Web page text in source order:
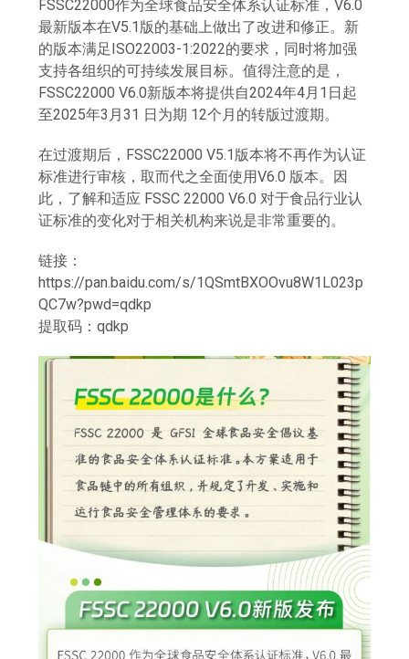
FSSC22000作为全球食品安全体系认证标准，V6.0
最新版本在V5.1版的基础上做出了改进和修正。新
的版本满足ISO22003-1:2022的要求，同时将加强
支持各组织的可持续发展目标。值得注意的是，
FSSC22000 V6.0新版本将提供自2024年4月1日起
至2025年3月31 日为期 12个月的转版过渡期。
在过渡期后，FSSC22000 V5.1版本将不再作为认证
标准进行审核，取而代之全面使用V6.0 版本。因
此，了解和适应 FSSC 22000 V6.0 对于食品行业认
证标准的变化对于相关机构来说是非常重要的。
链接：
https://pan.baidu.com/s/1QSmtBXOOvu8W1L023p
QC7w?pwd=qdkp
提取码：qdkp